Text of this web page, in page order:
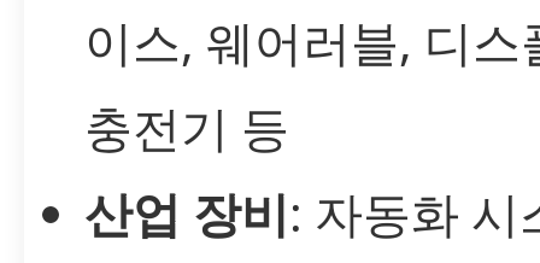
이스, 웨어러블, 디스
충전기 등
산업 장비: 자동화 시